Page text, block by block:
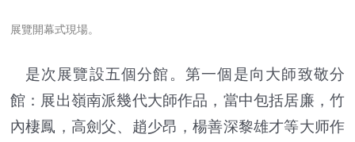
展覽開幕式現場。
是次展覽設五個分館。第一個是向大師致敬分
館：展出嶺南派幾代大師作品，當中包括居廉，竹
內棲鳳，高劍父、趙少昂，楊善深黎雄才等大师作